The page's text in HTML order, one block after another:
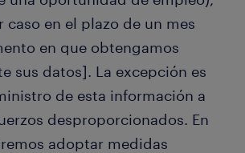
caso en el plazo de un mes
en que obtengamos
sus datos]. La excepción es
de esta información a
desproporcionados. En
adoptar medidas